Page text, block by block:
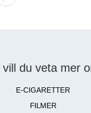
vill du veta mer
E-CIGARETTER
FILMER